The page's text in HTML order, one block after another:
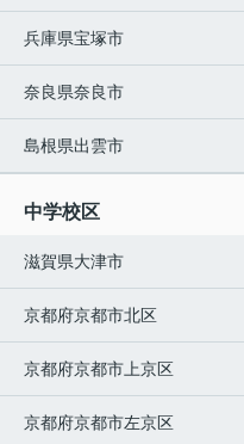
兵庫県宝塚市
奈良県奈良市
島根県出雲市
中学校区
滋賀県大津市
京都府京都市北区
京都府京都市上京区
京都府京都市左京区